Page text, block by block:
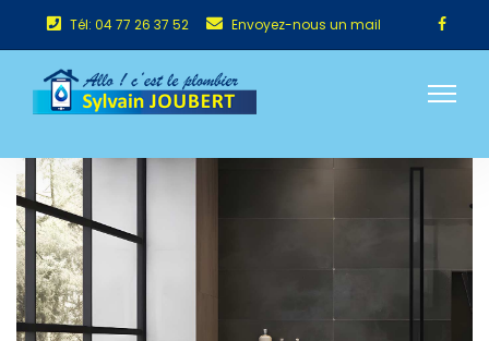
Tél: 04 77 26 37 52 Envoyez-nous un mail